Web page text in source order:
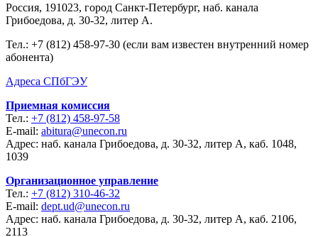
Россия, 191023, город Санкт-Петербург, наб. канала
Грибоедова, д. 30-32, литер А.
Тел.: +7 (812) 458-97-30 (если вам известен внутренний номер
абонента)
Адреса СПбГЭУ
Приемная комиссия
Тел.: +7 (812) 458-97-58
E-mail: abitura@unecon.ru
Адрес: наб. канала Грибоедова, д. 30-32, литер А, каб. 1048,
1039
Организационное управление
Тел.: +7 (812) 310-46-32
E-mail: dept.ud@unecon.ru
Адрес: наб. канала Грибоедова, д. 30-32, литер А, каб. 2106,
2113